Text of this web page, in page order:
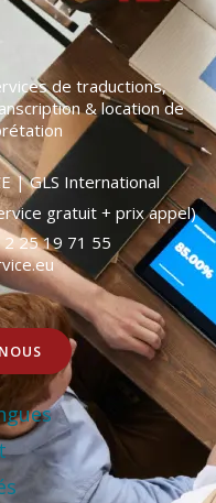
de traductions,
& location de
| GLS International
gratuit + prix appel)
2 25 19 71 55